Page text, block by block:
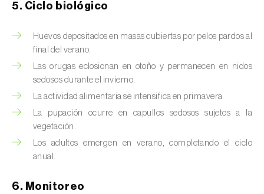
quadridens)
Ceutorrinco de los nabos (Ceutorhynchus
napi)
Chinche de la morera (Pseudaulacaspis
pentagona)
Chinche de las piñas ( Leptoglossus
occidentalis
Chinche de los eucalyptus (
5. Ciclo biológico
Huevos depositados en masas cubiertas por pelos pardos al
final del verano.
Las orugas eclosionan en otoño y permanecen en nidos
sedosos durante el invierno.
La actividad alimentaria se intensifica en primavera.
La pupación ocurre en capullos sedosos sujetos a la
vegetación.
Los adultos emergen en verano, completando el ciclo
anual.
6. Monitoreo